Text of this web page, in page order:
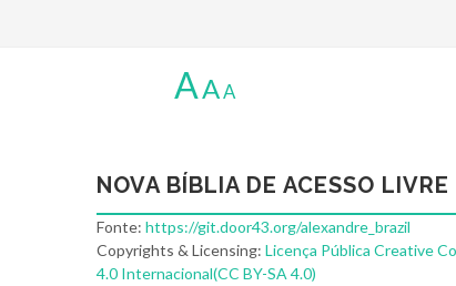
AAA
NOVA BÍBLIA DE ACESSO
Fonte: https://git.door43.org/alexandre_brazil
Copyrights & Licensing: Licença Pública Creative
4.0 Internacional(CC BY-SA 4.0)